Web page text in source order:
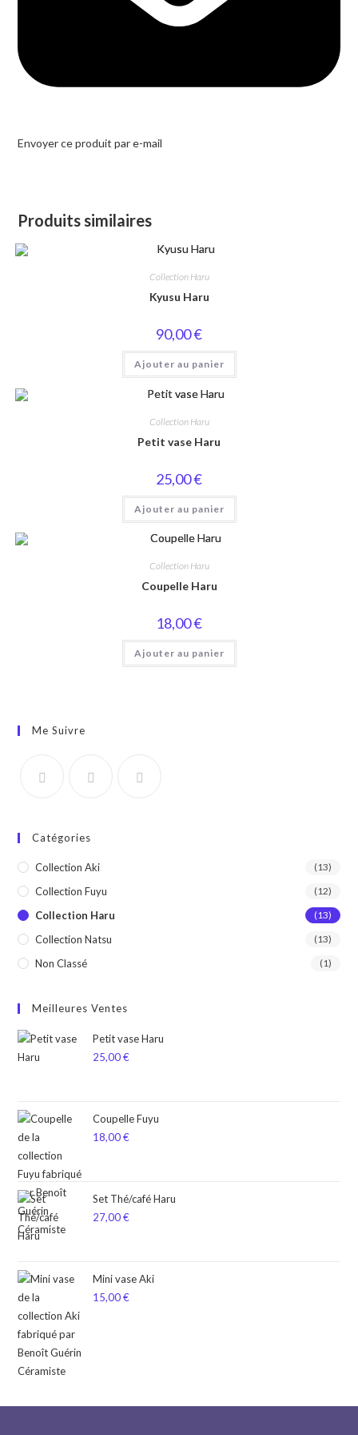
Envoyer ce produit par e-mail
Produits similaires
Collection Haru
Kyusu Haru
90,00€
Ajouter au panier
Collection Haru
Petit vase Haru
25,00€
Ajouter au panier
Collection Haru
Coupelle Haru
18,00€
Ajouter au panier
Me Suivre
Catégories
Collection Aki (13)
Collection Fuyu (12)
Collection Haru (13)
Collection Natsu (13)
Non Classé (1)
Meilleures Ventes
Petit vase Haru
25,00€
Coupelle Fuyu
18,00€
Set Thé/café Haru
27,00€
Mini vase Aki
15,00€